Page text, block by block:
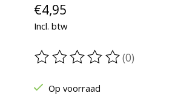
€4,95
Incl. btw
De beoordeling van dit product
(0)
Op voorraad